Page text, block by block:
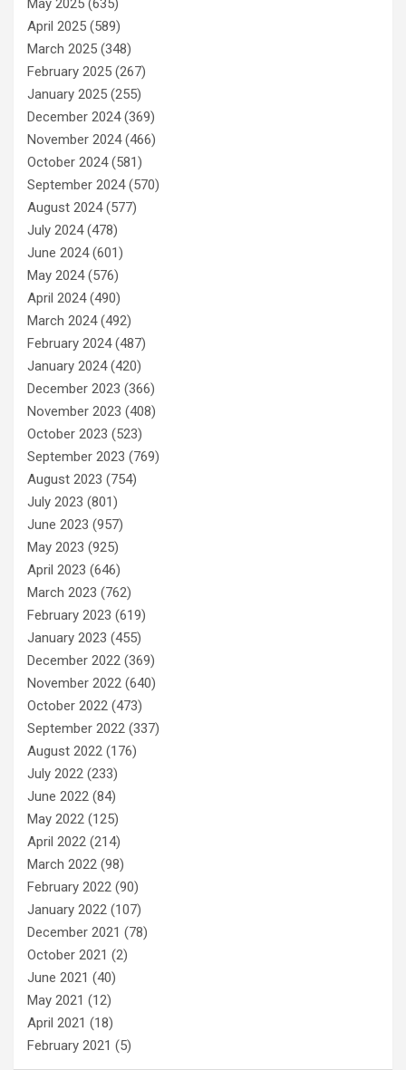
May 2025 (635)
April 2025 (589)
March 2025 (348)
February 2025 (267)
January 2025 (255)
December 2024(369)
November 2024(466)
October 2024(581)
September 2024(570)
August 2024(577)
July 2024(478)
June 2024(601)
May 2024(576)
April 2024(490)
March 2024(492)
February 2024(487)
January 2024(420)
December 2023 (366)
November 2023 (408)
October 2023 (523)
September 2023 (769)
August 2023 (754)
July 2023 (801)
June 2023 (957)
May 2023 (925)
April 2023 (646)
March 2023 (762)
February 2023 (619)
January 2023 (455)
December 2022 (369)
November 2022 (640)
October 2022 (473)
September 2022 (337)
August 2022 (176)
July 2022 (233)
June 2022 (84)
May 2022 (125)
April 2022 (214)
March 2022 (98)
February 2022 (90)
January 2022 (107)
December 2021 (78)
October 2021 (2)
June 2021 (40)
May 2021 (12)
April 2021 (18)
February 2021 (5)